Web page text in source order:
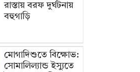
রাস্তায় বরফ দুর্ঘটনায়
বহুগাড়ি
মোগাদিশুতে বিক্ষোভ:
সোমালিল্যান্ড ইস্যুতে